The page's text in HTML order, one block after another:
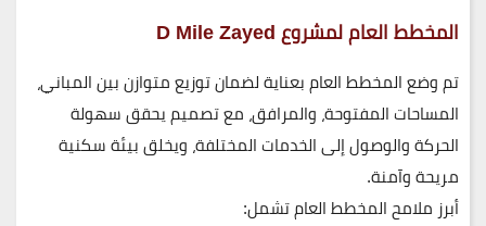
المخطط العام لمشروع D Mile Zayed
تم وضعالمخطط العامبعناية لضمان توزيع متوازن بين المباني،
المساحات المفتوحة، والمرافق، مع تصميم يحققسهولة
الحركة والوصول إلى الخدمات المختلفة، ويخلق بيئة سكنية
مريحة وآمنة.
أبرز ملامح المخطط العام تشمل: